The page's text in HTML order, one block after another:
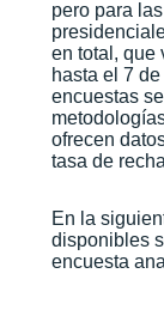
pero para
en total, que
hasta el 7
encuestas
ofrecen
tasa de
En la
disponibles
encuesta